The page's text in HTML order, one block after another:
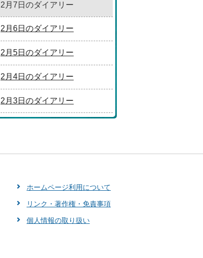
2月7日のダイアリー
2月6日のダイアリー
2月5日のダイアリー
2月4日のダイアリー
2月3日のダイアリー
ホームページ利用について
リンク・著作権・免責事項
個人情報の取り扱い